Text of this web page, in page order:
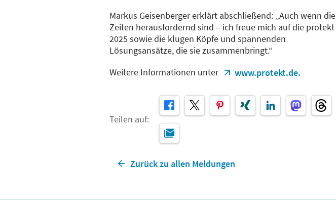
Markus Geisenberger erklärt abschließend: „Auch wenn die
Zeiten herausfordernd sind – ich freue mich auf die protekt
2025 sowie die klugen Köpfe und spannenden
Lösungsansätze, die sie zusammenbringt.“
Weitere Informationen unter
www.protekt.de.
Teilen auf:
Zurück zu allen Meldungen